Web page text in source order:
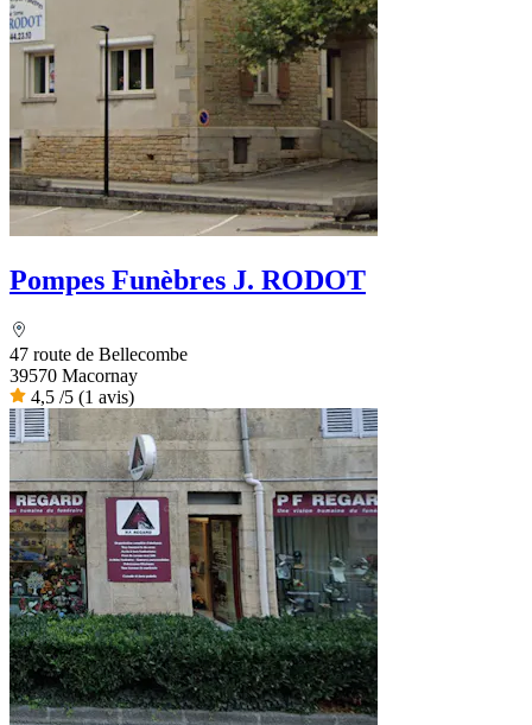
Pompes Funèbres J. RODOT
47 route de Bellecombe
39570 Macornay
4,5 /5 (1 avis)